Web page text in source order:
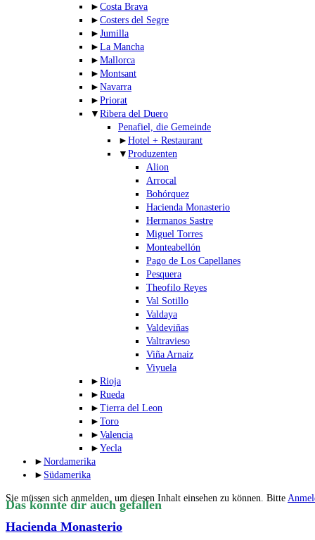
► Costa Brava
► Costers del Segre
► Jumilla
► La Mancha
► Mallorca
► Montsant
► Navarra
► Priorat
▼ Ribera del Duero
Penafiel, die Gemeinde
► Hotel + Restaurant
▼ Produzenten
Alion
Arrocal
Bohórquez
Hacienda Monasterio
Hermanos Sastre
Miguel Torres
Monteabellón
Pago de Los Capellanes
Pesquera
Theofilo Reyes
Val Sotillo
Valdaya
Valdeviñas
Valtravieso
Viña Arnaiz
Viyuela
► Rioja
► Rueda
► Tierra del Leon
► Toro
► Valencia
► Yecla
► Nordamerika
► Südamerika
Sie müssen sich anmelden, um diesen Inhalt einsehen zu können. Bitte
Das könnte dir auch gefallen
Hacienda Monasterio